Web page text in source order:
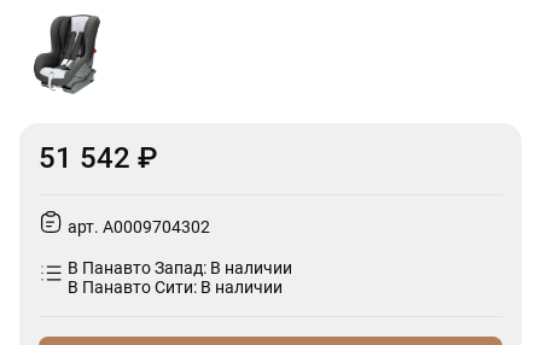
51 542 ₽
арт. A0009704302
В Панавто Запад: В наличии
В Панавто Сити: В наличии